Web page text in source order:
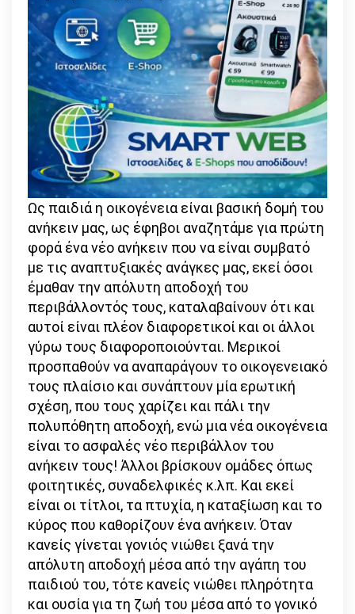
Ως παιδιά η οικογένεια είναι βασική δομή του
ανήκειν μας, ως έφηβοι αναζητάμε για πρώτη
φορά ένα νέο ανήκειν που να είναι συμβατό
με τις αναπτυξιακές ανάγκες μας, εκεί όσοι
έμαθαν την απόλυτη αποδοχή του
περιβάλλοντός τους, καταλαβαίνουν ότι και
αυτοί είναι πλέον διαφορετικοί και οι άλλοι
γύρω τους διαφοροποιούνται. Μερικοί
προσπαθούν να αναπαράγουν το οικογενειακό
τους πλαίσιο και συνάπτουν μία ερωτική
σχέση, που τους χαρίζει και πάλι την
πολυπόθητη αποδοχή, ενώ μια νέα οικογένεια
είναι το ασφαλές νέο περιβάλλον του
ανήκειν τους! Άλλοι βρίσκουν ομάδες όπως
φοιτητικές, συναδελφικές κ.λπ. Και εκεί
είναι οι τίτλοι, τα πτυχία, η καταξίωση και το
κύρος που καθορίζουν ένα ανήκειν. Όταν
κανείς γίνεται γονιός νιώθει ξανά την
απόλυτη αποδοχή μέσα από την αγάπη του
παιδιού του, τότε κανείς νιώθει πληρότητα
και ουσία για τη ζωή του μέσα από το γονικό